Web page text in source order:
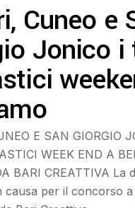
Cuneo e
Jonico i
E SAN GIORGIO
WEEK END A
BARI CREATTIVA La
causa per il concorso